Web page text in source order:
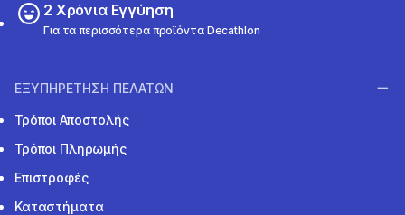
2 Χρόνια Εγγύηση
Για τα περισσότερα προϊόντα Decathlon
ΕΞΥΠΗΡΕΤΗΣΗ ΠΕΛΑΤΩΝ
Τρόποι Αποστολής
Τρόποι Πληρωμής
Επιστροφές
Καταστήματα